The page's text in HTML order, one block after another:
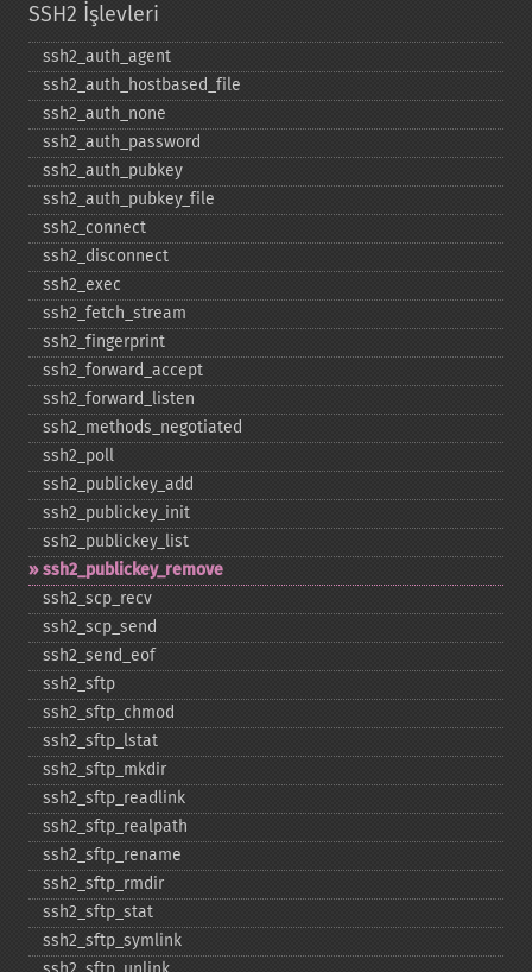
SSH2 İşlevleri
ssh2_​auth_​agent
ssh2_​auth_​hostbased_​file
ssh2_​auth_​none
ssh2_​auth_​password
ssh2_​auth_​pubkey
ssh2_​auth_​pubkey_​file
ssh2_​connect
ssh2_​disconnect
ssh2_​exec
ssh2_​fetch_​stream
ssh2_​fingerprint
ssh2_​forward_​accept
ssh2_​forward_​listen
ssh2_​methods_​negotiated
ssh2_​poll
ssh2_​publickey_​add
ssh2_​publickey_​init
ssh2_​publickey_​list
ssh2_​publickey_​remove
ssh2_​scp_​recv
ssh2_​scp_​send
ssh2_​send_​eof
ssh2_​sftp
ssh2_​sftp_​chmod
ssh2_​sftp_​lstat
ssh2_​sftp_​mkdir
ssh2_​sftp_​readlink
ssh2_​sftp_​realpath
ssh2_​sftp_​rename
ssh2_​sftp_​rmdir
ssh2_​sftp_​stat
ssh2_​sftp_​symlink